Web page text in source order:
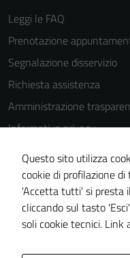
Leggi le FAQ
Prenotazione
Segnalazione disservizio
Richiesta assistenza
Amministrazione
Informativa privacy
Note legali
Dichiarazione di
Piano di miglioramento
Questo sito utilizza
cookie di profilazione
'Accetta tutti' si presta
cliccando sul tasto
soli cookie tecnici. Link